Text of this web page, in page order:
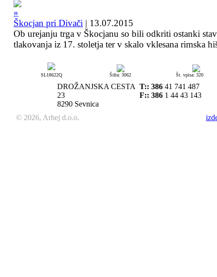
Škocjan pri Divači | 13.07.2015
Ob urejanju trga v Škocjanu so bili odkriti ostanki
tlakovanja iz 17. stoletja ter v skalo vklesana rimska
SL18622Q Šifra: 3062 Št. vpisa: 320
DROŽANJSKA CESTA
23
8290 Sevnica
T:: 386 41 741 487
F:: 386 1 44 43 143
© 2026, Arhej d.o.o.